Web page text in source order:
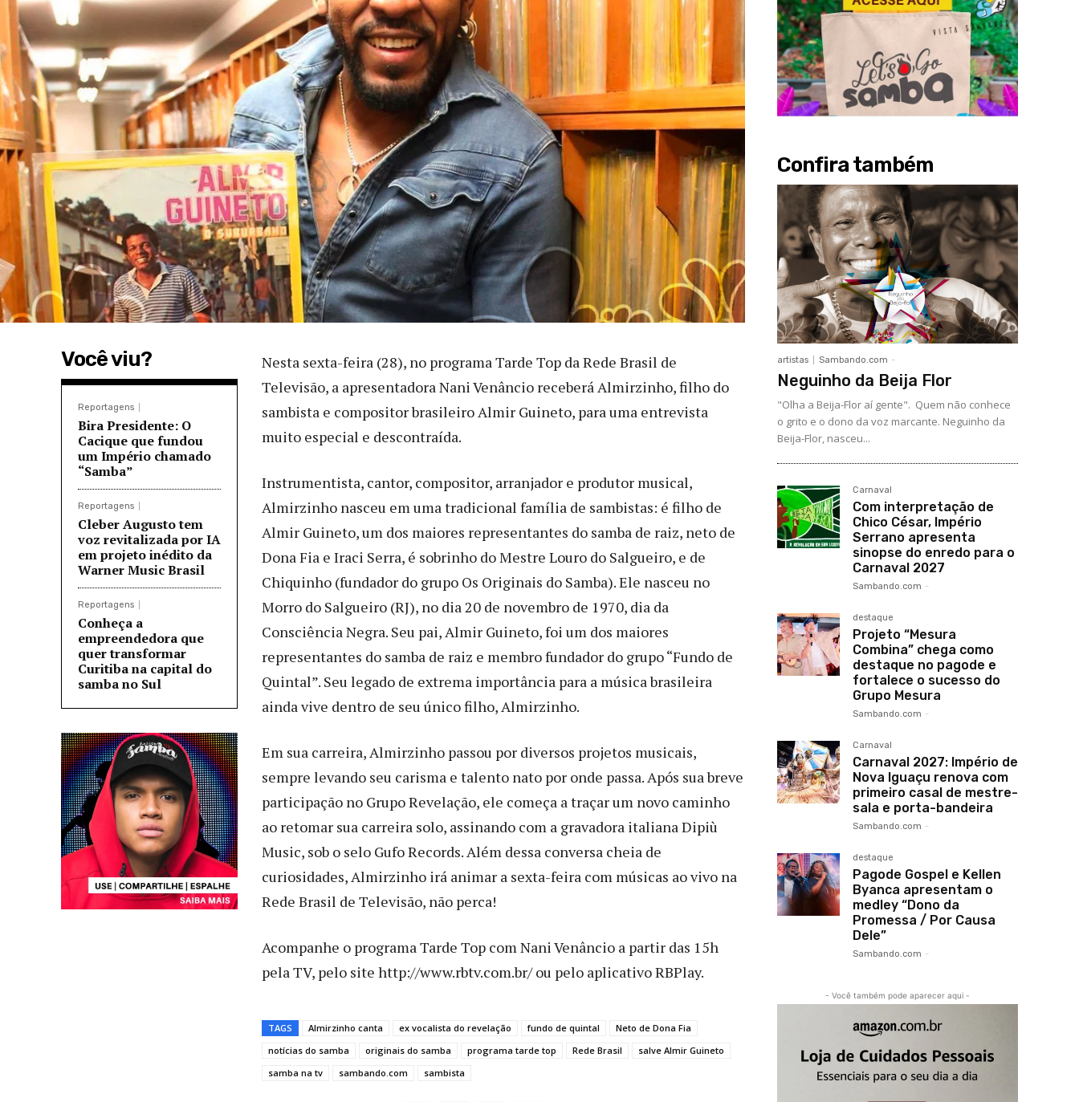
Você viu?
Reportagens
Bira Presidente: O
Cacique que fundou
um Império chamado
“Samba”
Reportagens
Cleber Augusto tem
voz revitalizada por IA
em projeto inédito da
Warner Music Brasil
Reportagens
Conheça a
empreendedora que
quer transformar
Curitiba na capital do
samba no Sul
Nesta sexta-feira (28), no programa Tarde Top da Rede Brasil de
Televisão, a apresentadora Nani Venâncio receberá Almirzinho, filho do
sambista e compositor brasileiro Almir Guineto, para uma entrevista
muito especial e descontraída.
Instrumentista, cantor, compositor, arranjador e produtor musical,
Almirzinho nasceu em uma tradicional família de sambistas: é filho de
Almir Guineto, um dos maiores representantes do samba de raiz, neto de
Dona Fia e Iraci Serra, é sobrinho do Mestre Louro do Salgueiro, e de
Chiquinho (fundador do grupo Os Originais do Samba). Ele nasceu no
Morro do Salgueiro (RJ), no dia 20 de novembro de 1970, dia da
Consciência Negra. Seu pai, Almir Guineto, foi um dos maiores
representantes do samba de raiz e membro fundador do grupo “Fundo de
Quintal”. Seu legado de extrema importância para a música brasileira
ainda vive dentro de seu único filho, Almirzinho.
Em sua carreira, Almirzinho passou por diversos projetos musicais,
sempre levando seu carisma e talento nato por onde passa. Após sua breve
participação no Grupo Revelação, ele começa a traçar um novo caminho
ao retomar sua carreira solo, assinando com a gravadora italiana Dipiù
Music, sob o selo Gufo Records. Além dessa conversa cheia de
curiosidades, Almirzinho irá animar a sexta-feira com músicas ao vivo na
Rede Brasil de Televisão, não perca!
Acompanhe o programa Tarde Top com Nani Venâncio a partir das 15h
pela TV, pelo site http://www.rbtv.com.br/ ou pelo aplicativo RBPlay.
TAGS Almirzinho canta ex vocalista do revelação fundo de quintal
Neto de Dona Fia
notícias do samba
originais do samba programa tarde top Rede Brasil
salve Almir Guineto
samba na tv
sambando.com sambista
Confira também
artistas Sambando.com -
Neguinho da Beija Flor
"Olha a Beija-Flor aí gente". Quem não conhece
o grito e o dono da voz marcante. Neguinho da
Beija-Flor, nasceu...
Carnaval
Com interpretação de
Chico César, Império
Serrano apresenta
sinopse do enredo para o
Carnaval 2027
Sambando.com -
destaque
Projeto “Mesura
Combina” chega como
destaque no pagode e
fortalece o sucesso do
Grupo Mesura
Sambando.com -
Carnaval
Carnaval 2027: Império de
Nova Iguaçu renova com
primeiro casal de mestre-
sala e porta-bandeira
Sambando.com -
destaque
Pagode Gospel e Kellen
Byanca apresentam o
medley “Dono da
Promessa / Por Causa
Dele”
Sambando.com -
- Você também pode aparecer aqui -